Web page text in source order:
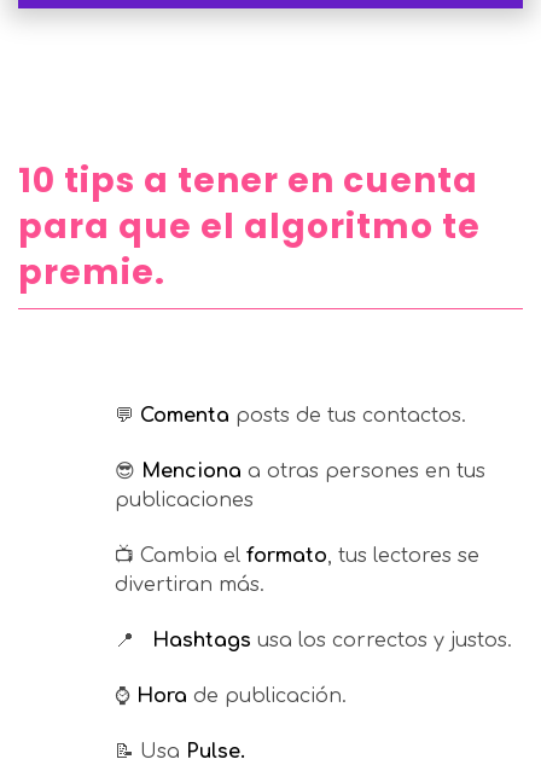
10 tips a tener en cuenta
para que el algoritmo te
premie.
💬 Comenta posts de tus contactos.
😎 Menciona a otras persones en tus
publicaciones
📺 Cambia el formato, tus lectores se
divertiran más.
📍 Hashtags usa los correctos y justos.
⌚ Hora de publicación.
📝 Usa Pulse.